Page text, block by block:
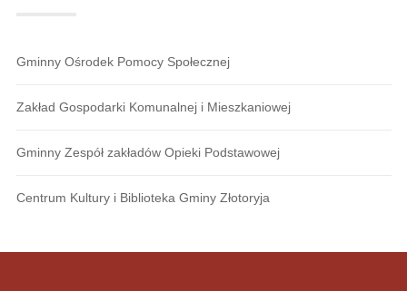
Gminny Ośrodek Pomocy Społecznej
Zakład Gospodarki Komunalnej i Mieszkaniowej
Gminny Zespół zakładów Opieki Podstawowej
Centrum Kultury i Biblioteka Gminy Złotoryja